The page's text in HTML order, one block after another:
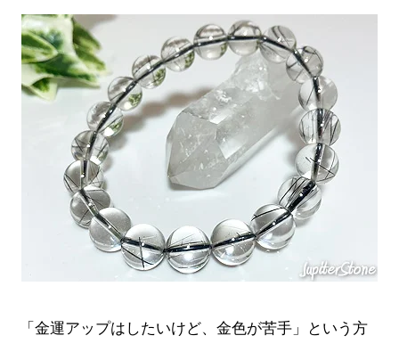
「金運アップはしたいけど、金色が苦手」という方